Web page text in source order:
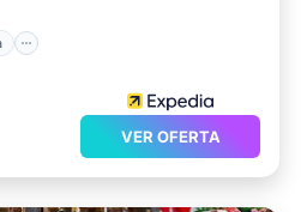
VER OFERTA